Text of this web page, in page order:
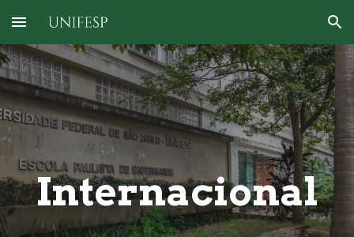
Skip to main content Skip to navigation
Internacional